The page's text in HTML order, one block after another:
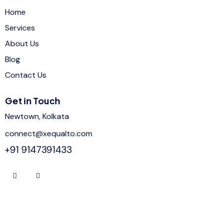
Home
Services
About Us
Blog
Contact Us
Get in Touch
Newtown, Kolkata
connect@xequalto.com
+91 9147391433